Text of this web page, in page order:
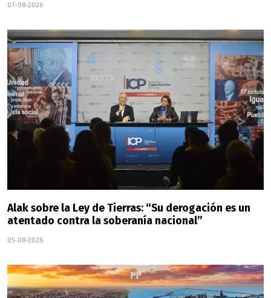
07-08-2026
Alak sobre la Ley de Tierras: “Su derogación es un
atentado contra la soberanía nacional”
05-08-2026